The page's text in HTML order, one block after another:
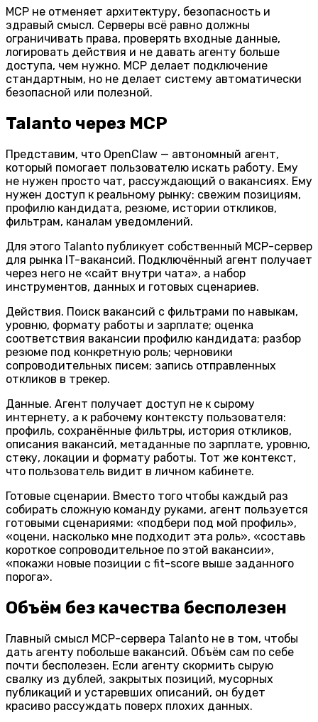
MCP не отменяет архитектуру, безопасность и
здравый смысл. Серверы всё равно должны
ограничивать права, проверять входные данные,
логировать действия и не давать агенту больше
доступа, чем нужно. MCP делает подключение
стандартным, но не делает систему автоматически
безопасной или полезной.
Talanto через MCP
Представим, что OpenClaw — автономный агент,
который помогает пользователю искать работу. Ему
не нужен просто чат, рассуждающий о вакансиях. Ему
нужен доступ к реальному рынку: свежим позициям,
профилю кандидата, резюме, истории откликов,
фильтрам, каналам уведомлений.
Для этого Talanto публикует собственный MCP-сервер
для рынка IT-вакансий. Подключённый агент получает
через него не «сайт внутри чата», а набор
инструментов, данных и готовых сценариев.
Действия. Поиск вакансий с фильтрами по навыкам,
уровню, формату работы и зарплате; оценка
соответствия вакансии профилю кандидата; разбор
резюме под конкретную роль; черновики
сопроводительных писем; запись отправленных
откликов в трекер.
Данные. Агент получает доступ не к сырому
интернету, а к рабочему контексту пользователя:
профиль, сохранённые фильтры, история откликов,
описания вакансий, метаданные по зарплате, уровню,
стеку, локации и формату работы. Тот же контекст,
что пользователь видит в личном кабинете.
Готовые сценарии. Вместо того чтобы каждый раз
собирать сложную команду руками, агент пользуется
готовыми сценариями: «подбери под мой профиль»,
«оцени, насколько мне подходит эта роль», «составь
короткое сопроводительное по этой вакансии»,
«покажи новые позиции с fit-score выше заданного
порога».
Объём без качества бесполезен
Главный смысл MCP-сервера Talanto не в том, чтобы
дать агенту побольше вакансий. Объём сам по себе
почти бесполезен. Если агенту скормить сырую
свалку из дублей, закрытых позиций, мусорных
публикаций и устаревших описаний, он будет
красиво рассуждать поверх плохих данных.